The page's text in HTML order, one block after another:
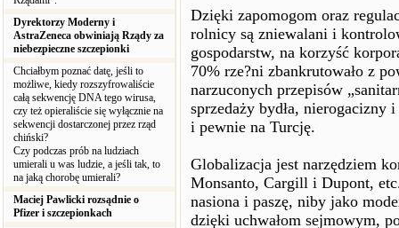
Dyrektorzy Moderny i
AstraZeneca obwiniają Rządy za
niebezpieczne szczepionki
Chciałbym poznać datę, jeśli to
możliwe, kiedy rozszyfrowaliście
całą sekwencję DNA tego wirusa,
czy też opieraliście się wyłącznie na
sekwencji dostarczonej przez rząd
chiński?
Czy podczas prób na ludziach
umierali u was ludzie, a jeśli tak, to
na jaką chorobę umierali?
Maciej Pawlicki rozsądnie o
Pfizer i szczepionkach
Dzięki zapomogom oraz
rolnicy są zniewalani i
gospodarstw, na korzyść
70% rze?ni zbankrutowało z
narzuconych przepisów
sprzedaży bydła,
i pewnie na Turcję.
Globalizacja jest narzędziem
Monsanto, Cargill i Dupont,
nasiona i paszę, niby jako
dzięki uchwałom sejmowym,